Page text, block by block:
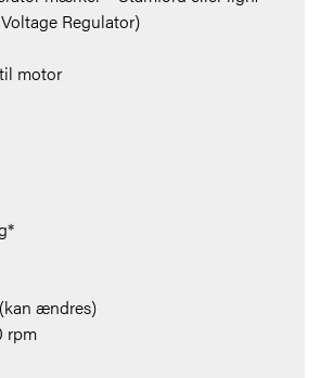
Regulator)
motor
ændres)
rpm